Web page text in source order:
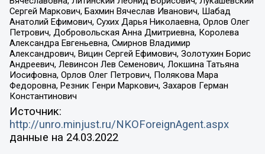
Сергей Маркович, Бахмин Вячеслав Иванович, Шабад
Анатолий Ефимович, Сухих Дарья Николаевна, Орлов Олег
Петрович, Добровольская Анна Дмитриевна, Королева
Александра Евгеньевна, Смирнов Владимир
Александрович, Вицин Сергей Ефимович, Золотухин Борис
Андреевич, Левинсон Лев Семенович, Локшина Татьяна
Иосифовна, Орлов Олег Петрович, Полякова Мара
Федоровна, Резник Генри Маркович, Захаров Герман
Константинович
Источник:
http://unro.minjust.ru/NKOForeignAgent.aspx
данные на 24.03.2022